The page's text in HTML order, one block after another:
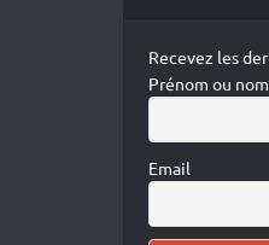
Recevez les
Prénom ou
Email